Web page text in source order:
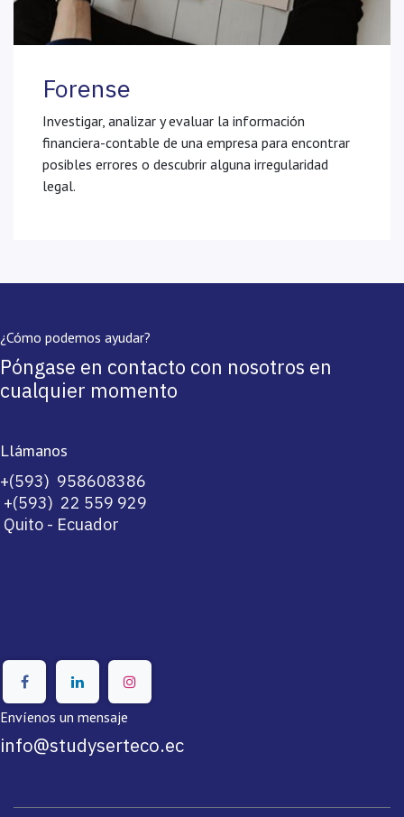
Forense
Investigar, analizar y evaluar la información
financiera-contable de una empresa para encontrar
posibles errores o descubrir alguna irregularidad
legal.
¿Cómo podemos ayudar?
Póngase en contacto con nosotros en
cualquier momento
Llámanos
+(593) 958608386
+(593) 22 559 929
Quito - Ecuador​
Envíenos un mensaje
info@studyserteco.ec